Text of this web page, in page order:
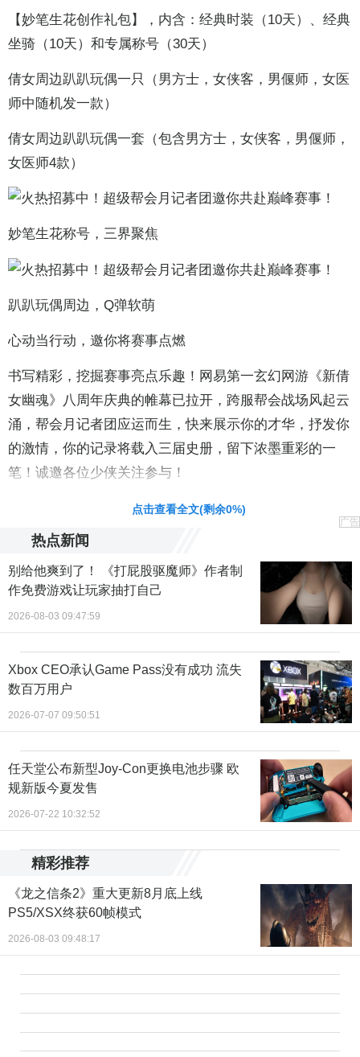
【妙笔生花创作礼包】，内含：经典时装（10天）、经典
坐骑（10天）和专属称号（30天）
倩女周边趴趴玩偶一只（男方士，女侠客，男偃师，女医
师中随机发一款）
倩女周边趴趴玩偶一套（包含男方士，女侠客，男偃师，
女医师4款）
妙笔生花称号，三界聚焦
趴趴玩偶周边，Q弹软萌
心动当行动，邀你将赛事点燃
书写精彩，挖掘赛事亮点乐趣！网易第一玄幻网游《新倩
女幽魂》八周年庆典的帷幕已拉开，跨服帮会战场风起云
涌，帮会月记者团应运而生，快来展示你的才华，抒发你
的激情，你的记录将载入三届史册，留下浓墨重彩的一
笔！诚邀各位少侠关注参与！
责任编辑：黄鹏 CG001
点击查看全文(剩余0%)
广告
热点新闻
别给他爽到了！ 《打屁股驱魔师》作者制
作免费游戏让玩家抽打自己
2026-08-03 09:47:59
Xbox CEO承认Game Pass没有成功 流失
数百万用户
2026-07-07 09:50:51
任天堂公布新型Joy-Con更换电池步骤 欧
规新版今夏发售
2026-07-22 10:32:52
精彩推荐
《龙之信条2》重大更新8月底上线
PS5/XSX终获60帧模式
2026-08-03 09:48:17